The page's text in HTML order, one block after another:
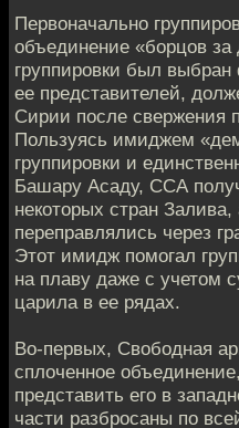
Первоначально
объединение «борцов
группировки был
ее представителей,
Сирии после свержения
Пользуясь имиджем
группировки и
Башару Асаду, ССА
некоторых стран
переправлялись через
Этот имидж помогал
на плаву даже с учетом
царила в ее рядах.
Во-первых, Свободная
сплоченное
представить его в
части разбросаны по